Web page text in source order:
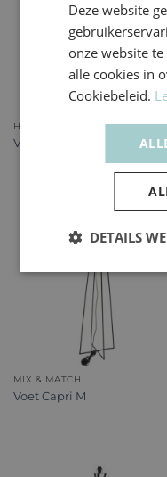
HOUT & BLAD
Voet Biak zwart
MIX & MATCH
Voet Capri M
Deze website
onze website
alle cookies in
Cookiebeleid.
DETAILS